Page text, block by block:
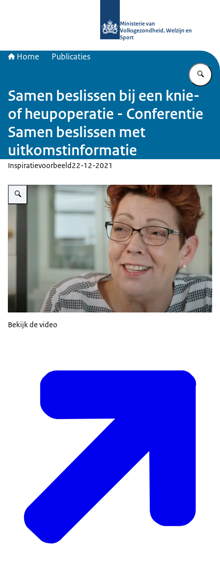
Ministerie van
Volksgezondheid, Welzijn en
Sport
Home Publicaties
Samen beslissen bij een knie-
of heupoperatie - Conferentie
Samen beslissen met
uitkomstinformatie
Inspiratievoorbeeld22-12-2021
Vergroot afbeelding Samen beslissen bij een knie- of heupoperatie
Bekijk de video